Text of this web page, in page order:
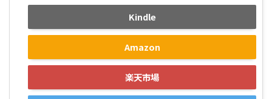
Kindle
Amazon
楽天市場